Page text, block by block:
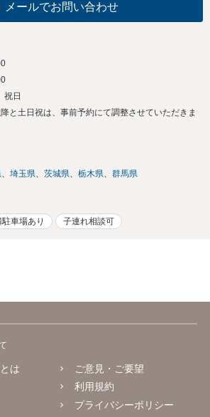
メールでお問い合わせ
祝日
と土日祝は、事前予約にて調整させていただきま
埼玉県 茨城県 栃木県 群馬県
車場あり 子連れ相談可
は
ご意見・ご要望
利用規約
プライバシーポリシー